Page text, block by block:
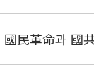
民革命과 國